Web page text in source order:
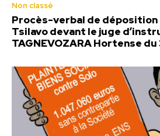
Non classé
Procès-verbal de déposition
Tsilavo devant le juge
TAGNEVOZARA Hortense